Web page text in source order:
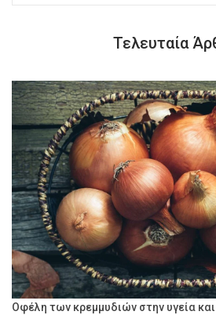
Τελευταία
Οφέλη των κρεμμυδιών στην υγεία